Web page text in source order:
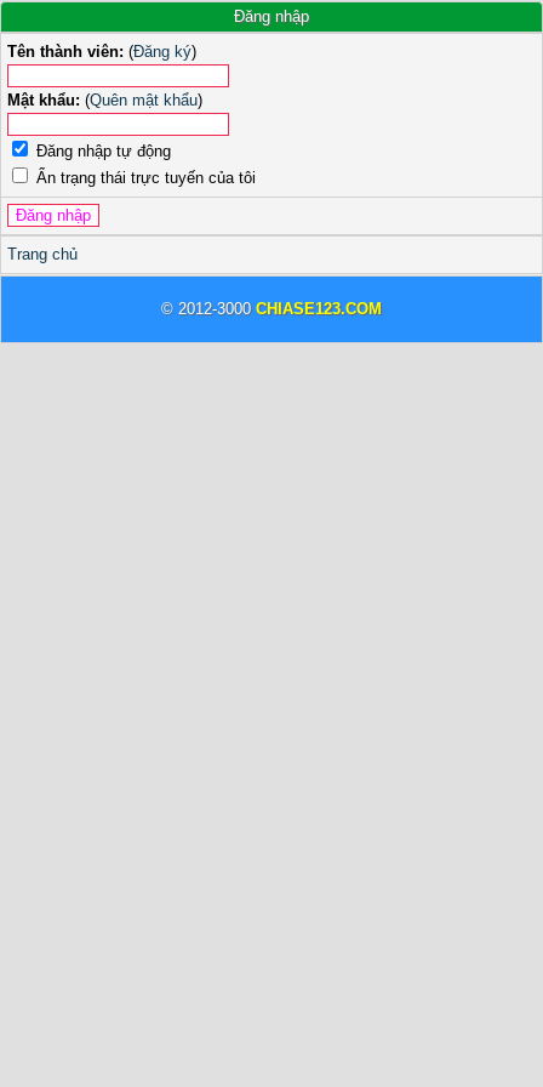
Đăng nhập
Tên thành viên: (Đăng ký)
Mật khẩu: (Quên mật khẩu)
Đăng nhập tự động
Ẩn trạng thái trực tuyến của tôi
Trang chủ
© 2012-3000 CHIASE123.COM